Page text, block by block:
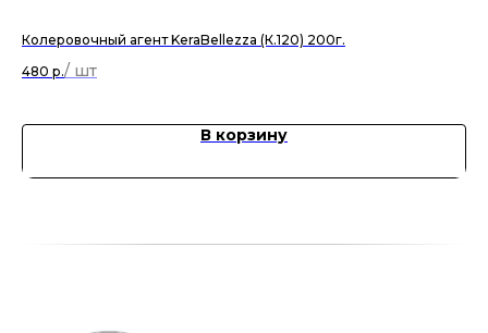
Колеровочный агент KeraBellezza (К.120) 200г.
480 р.
В корзину